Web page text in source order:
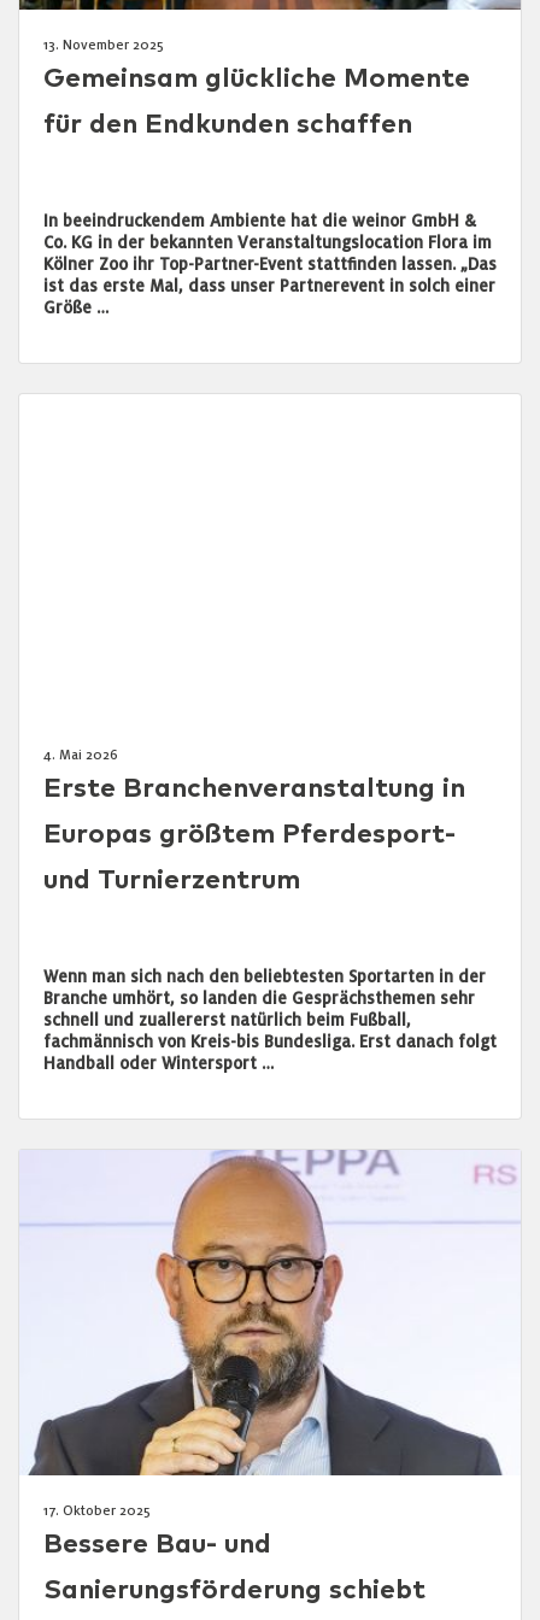
13. November 2025
Gemeinsam glückliche Momente
für den Endkunden schaffen
In beeindruckendem Ambiente hat die weinor GmbH &
Co. KG in der bekannten Veranstaltungslocation Flora im
Kölner Zoo ihr Top-Partner-Event stattfinden lassen. „Das
ist das erste Mal, dass unser Partnerevent in solch einer
Größe …
4. Mai 2026
Erste Branchenveranstaltung in
Europas größtem Pferdesport-
und Turnierzentrum
Wenn man sich nach den beliebtesten Sportarten in der
Branche umhört, so landen die Gesprächsthemen sehr
schnell und zuallererst natürlich beim Fußball,
fachmännisch von Kreis-bis Bundesliga. Erst danach folgt
Handball oder Wintersport …
17. Oktober 2025
Bessere Bau- und
Sanierungsförderung schiebt